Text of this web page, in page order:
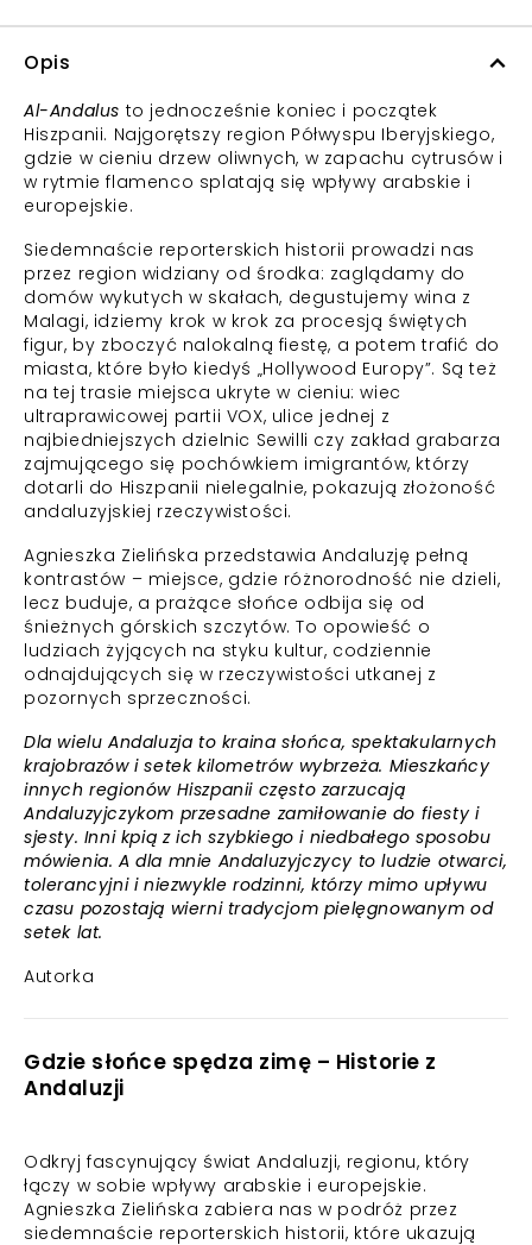
Opis
Al-Andalus to jednocześnie koniec i początek
Hiszpanii. Najgorętszy region Półwyspu Iberyjskiego,
gdzie w cieniu drzew oliwnych, w zapachu cytrusów i
w rytmie flamenco splatają się wpływy arabskie i
europejskie.
Siedemnaście reporterskich historii prowadzi nas
przez region widziany od środka: zaglądamy do
domów wykutych w skałach, degustujemy wina z
Malagi, idziemy krok w krok za procesją świętych
figur, by zboczyć nalokalną fiestę, a potem trafić do
miasta, które było kiedyś „Hollywood Europy”. Są też
na tej trasie miejsca ukryte w cieniu: wiec
ultraprawicowej partii VOX, ulice jednej z
najbiedniejszych dzielnic Sewilli czy zakład grabarza
zajmującego się pochówkiem imigrantów, którzy
dotarli do Hiszpanii nielegalnie, pokazują złożoność
andaluzyjskiej rzeczywistości.
Agnieszka Zielińska przedstawia Andaluzję pełną
kontrastów – miejsce, gdzie różnorodność nie dzieli,
lecz buduje, a prażące słońce odbija się od
śnieżnych górskich szczytów. To opowieść o
ludziach żyjących na styku kultur, codziennie
odnajdujących się w rzeczywistości utkanej z
pozornych sprzeczności.
Dla wielu Andaluzja to kraina słońca, spektakularnych
krajobrazów i setek kilometrów wybrzeża. Mieszkańcy
innych regionów Hiszpanii często zarzucają
Andaluzyjczykom przesadne zamiłowanie do fiesty i
sjesty. Inni kpią z ich szybkiego i niedbałego sposobu
mówienia. A dla mnie Andaluzyjczycy to ludzie otwarci,
tolerancyjni i niezwykle rodzinni, którzy mimo upływu
czasu pozostają wierni tradycjom pielęgnowanym od
setek lat.
Autorka
Gdzie słońce spędza zimę – Historie z
Andaluzji
Odkryj fascynujący świat Andaluzji, regionu, który
łączy w sobie wpływy arabskie i europejskie.
Agnieszka Zielińska zabiera nas w podróż przez
siedemnaście reporterskich historii, które ukazują